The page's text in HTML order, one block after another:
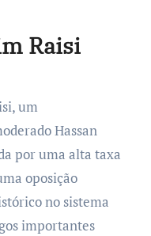
Raisi
um
Hassan
por uma alta taxa
oposição
no sistema
importantes